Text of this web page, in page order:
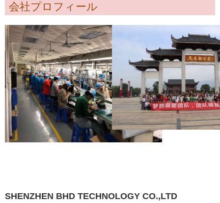
会社プロフィール
SHENZHEN BHD TECHNOLOGY CO.,LTD